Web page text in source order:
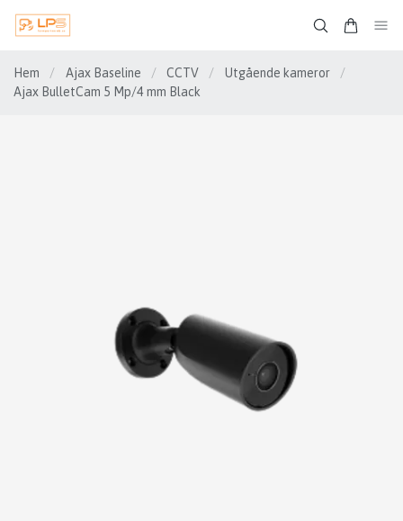
Hem / Ajax Baseline / CCTV / Utgående kameror
/
Ajax BulletCam 5 Mp/4 mm Black